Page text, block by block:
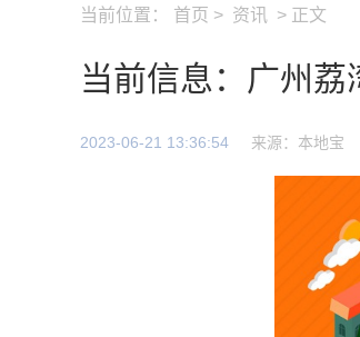
当前位置： 首页 > 资讯 > 正文
当前信息：广州
2023-06-21 13:36:54 来源：本地宝